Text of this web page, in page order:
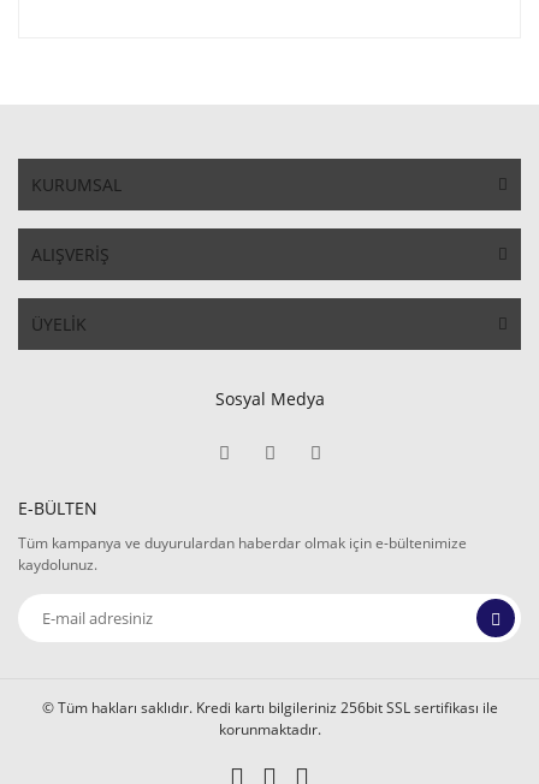
KURUMSAL
ALIŞVERİŞ
ÜYELİK
Sosyal Medya
E-BÜLTEN
Tüm kampanya ve duyurulardan haberdar olmak için e-bültenimize
kaydolunuz.
© Tüm hakları saklıdır. Kredi kartı bilgileriniz 256bit SSL sertifikası ile
korunmaktadır.